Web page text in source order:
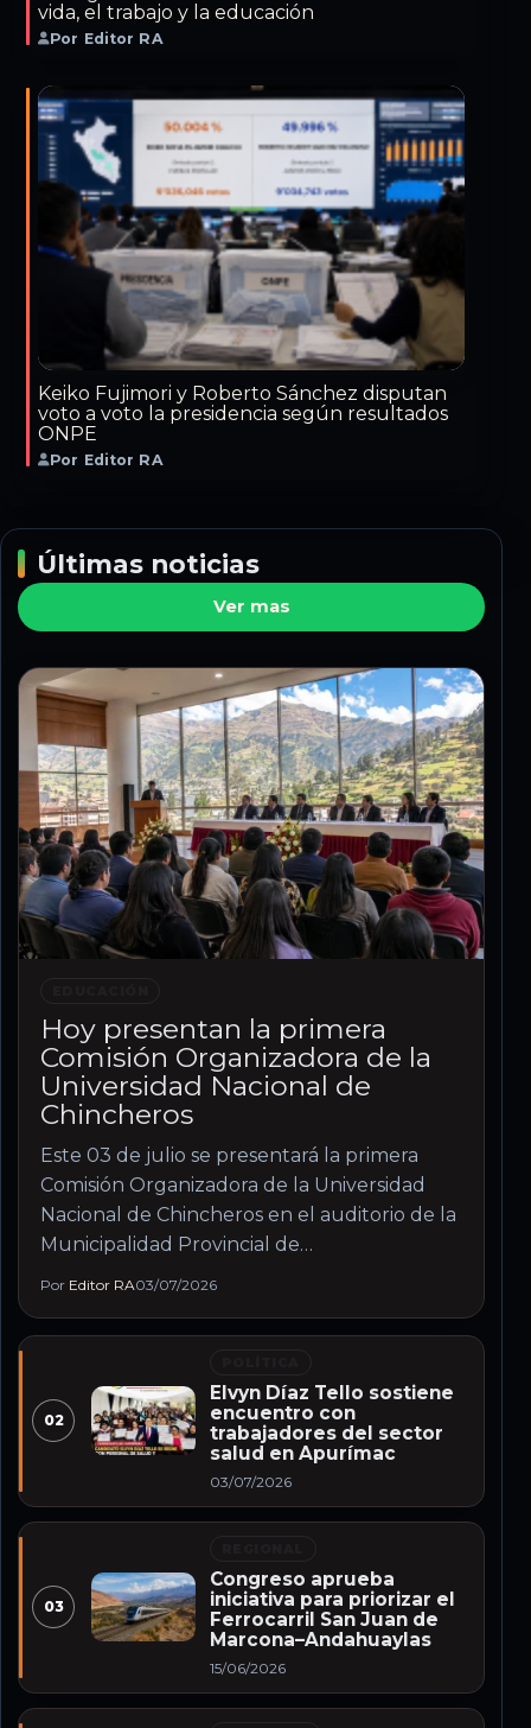
vida, el trabajo y la educación
Por Editor RA
Keiko Fujimori y Roberto Sánchez disputan
voto a voto la presidencia según resultados
ONPE
Por Editor RA
Últimas noticias
Ver mas
Hoy presentan la primera
Comisión Organizadora de la
Universidad Nacional de
Chincheros
Este 03 de julio se presentará la primera
Comisión Organizadora de la Universidad
Nacional de Chincheros en el auditorio de la
Municipalidad Provincial de…
Por Editor RA03/07/2026
02
Elvyn Díaz Tello sostiene
encuentro con
trabajadores del sector
salud en Apurímac
03/07/2026
03
Congreso aprueba
iniciativa para priorizar el
Ferrocarril San Juan de
Marcona–Andahuaylas
15/06/2026